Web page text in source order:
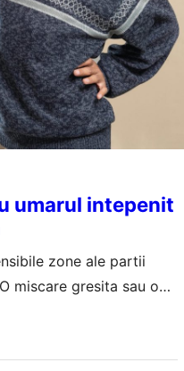
umarul intepenit
zone ale partii
miscare gresita sau o
un pericol real
sa, capsulita adeziva.